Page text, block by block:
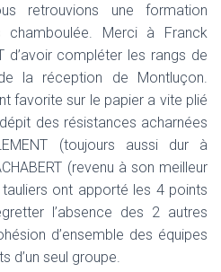
retrouvions une formation
Merci à Franck
d’avoir compléter les rangs de
la réception de Montluçon.
favorite sur le papier a vite plié
des résistances acharnées
(toujours aussi dur à
(revenu à son meilleur
ont apporté les 4 points
l’absence des 2 autres
d’ensemble des équipes
d’un seul groupe.